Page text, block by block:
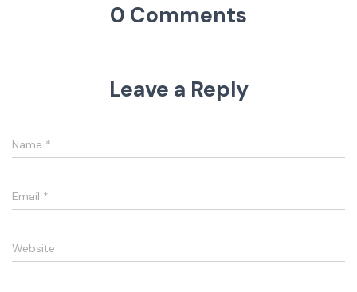
0 Comments
Leave a Reply
Name *
Email *
Website